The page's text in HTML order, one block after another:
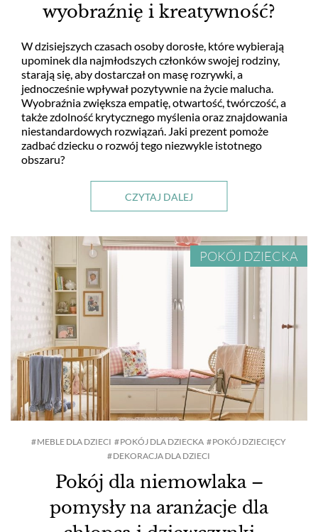
wyobraźnię i kreatywność?
W dzisiejszych czasach osoby dorosłe, które wybierają
upominek dla najmłodszych członków swojej rodziny,
starają się, aby dostarczał on masę rozrywki, a
jednocześnie wpływał pozytywnie na życie malucha.
Wyobraźnia zwiększa empatię, otwartość, twórczość, a
także zdolność krytycznego myślenia oraz znajdowania
niestandardowych rozwiązań. Jaki prezent pomoże
zadbać dziecku o rozwój tego niezwykle istotnego
obszaru?
CZYTAJ DALEJ
POKÓJ DZIECKA
Pokój dla niemowlaka –
pomysły na aranżacje dla
MEBLE DLA DZIECI POKÓJ DLA DZIECKA
POKÓJ DZIECIĘCY
DEKORACJA DLA DZIECI